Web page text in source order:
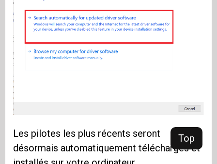
Top
Les pilotes les plus récents seront
désormais automatiquement téléchargés et